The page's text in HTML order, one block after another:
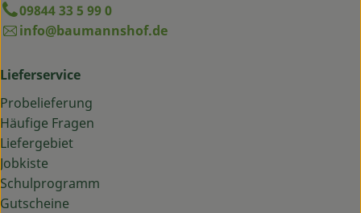
09844 33 5 99 0
info@baumannshof.de
Lieferservice
Probelieferung
Häufige Fragen
Liefergebiet
Jobkiste
Schulprogramm
Gutscheine